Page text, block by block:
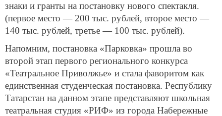
знаки и гранты на постановку нового спектакля.
(первое место — 200 тыс. рублей, второе место —
140 тыс. рублей, третье — 100 тыс. рублей).
Напомним, постановка «Парковка» прошла во
второй этап первого регионального конкурса
«Театральное Приволжье» и стала фаворитом как
единственная студенческая постановка. Республику
Татарстан на данном этапе представляют школьная
театральная студия «РИФ» из города Набережные